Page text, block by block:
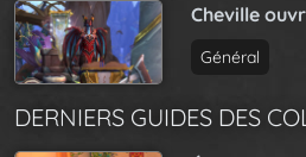
Cheville
Général
DERNIERS GUIDES DES